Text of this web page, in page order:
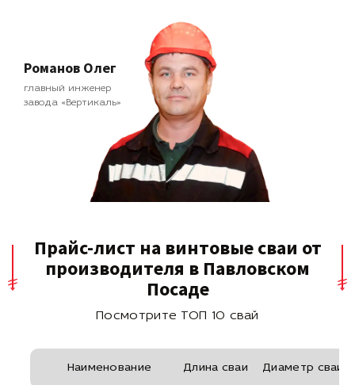
Романов Олег
главный инженер
завода «Вертикаль»
Прайс-лист на винтовые сваи от
производителя в Павловском
Посаде
Посмотрите ТОП 10 свай
Наименование Длина сваи Диаметр сваи